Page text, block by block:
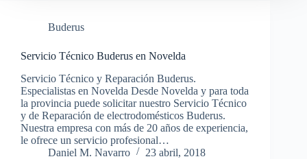
Buderus
Servicio Técnico Buderus en Novelda
Servicio Técnico y Reparación Buderus.
Especialistas en Novelda Desde Novelda y para toda
la provincia puede solicitar nuestro Servicio Técnico
y de Reparación de electrodomésticos Buderus.
Nuestra empresa con más de 20 años de experiencia,
le ofrece un servicio profesional…
Daniel M. Navarro
23 abril, 2018